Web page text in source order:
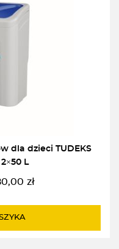
dla dzieci TUDEKS
L
zł